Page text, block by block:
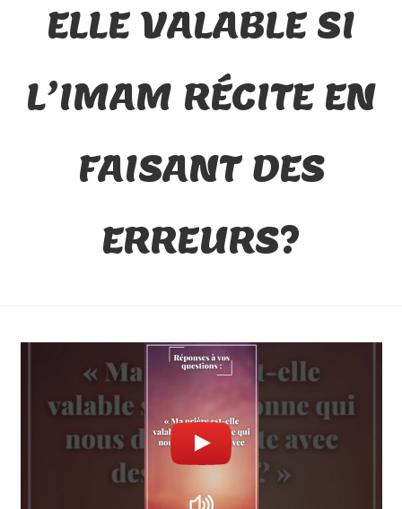
ELLE VALABLE SI
L’IMAM RÉCITE EN
FAISANT DES
ERREURS?